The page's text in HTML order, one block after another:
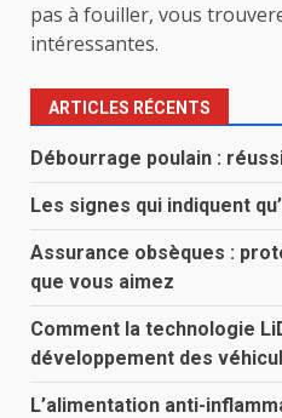
pas à fouiller, vous
intéressantes.
ARTICLES RÉCENTS
Débourrage poulain :
Les signes qui indiquent
Assurance obsèques :
que vous aimez
Comment la technologie
développement des
L’alimentation anti-